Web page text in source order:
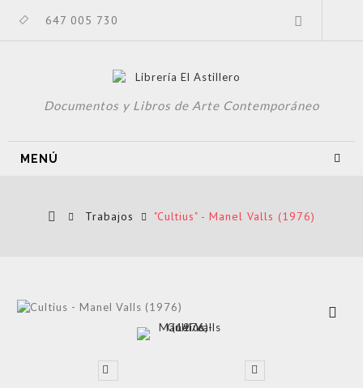
647 005 730
Documentos y Libros de Arte Contemporáneo
MENÚ
Trabajos "Cultius" - Manel Valls (1976)